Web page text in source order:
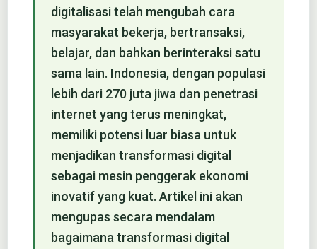
digitalisasi telah mengubah cara
masyarakat bekerja, bertransaksi,
belajar, dan bahkan berinteraksi satu
sama lain. Indonesia, dengan populasi
lebih dari 270 juta jiwa dan penetrasi
internet yang terus meningkat,
memiliki potensi luar biasa untuk
menjadikan transformasi digital
sebagai mesin penggerak ekonomi
inovatif yang kuat. Artikel ini akan
mengupas secara mendalam
bagaimana transformasi digital